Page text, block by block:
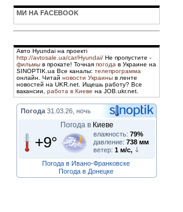
МИ НА FACEBOOK
Авто Hyundai на проекті
http://avtosale.ua/car/Hyundai/ Не пропустите -
фильмы в прокате! Точная погода в Украине на
SINOPTIK.ua Все каналы: телепрограмма
онлайн. Читай новости Украины в ленте
новостей на UKR.net. Ищешь работу? Все
вакансии, работа в Киеве на JOB.ukr.net.
Погода 31.03.26, ночь
Погода в Киеве
+9° влажность: 79%
давление: 738 мм
ветер: 1 м/с,
Погода в Ивано-Франковске
Погода в Донецке